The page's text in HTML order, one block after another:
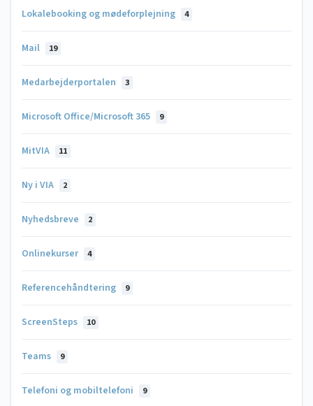
Lokalebooking og mødeforplejning 4
Mail 19
Medarbejderportalen 3
Microsoft Office/Microsoft 365 9
MitVIA 11
Ny i VIA 2
Nyhedsbreve 2
Onlinekurser 4
Referencehåndtering 9
ScreenSteps 10
Teams 9
Telefoni og mobiltelefoni 9